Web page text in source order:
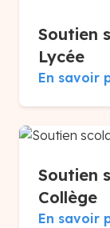
Soutien
Lycée
En savoir
Soutien
Collège
En savoir